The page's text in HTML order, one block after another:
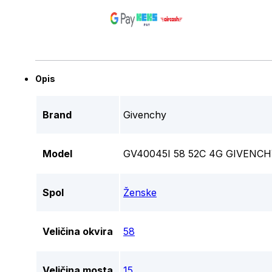
Opis
Brand Givenchy
Model GV40045I 58 52C 4G
Spol Ženske
Veličina okvira 58